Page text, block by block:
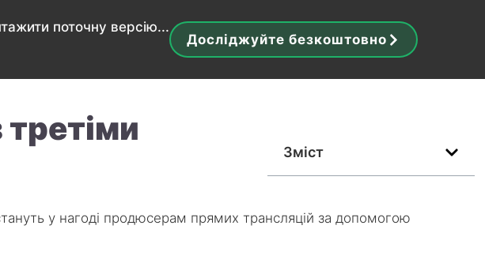
поточну версію...
Досліджуйте безкоштовно
Зміст
у нагоді продюсерам прямих трансляцій за допомогою